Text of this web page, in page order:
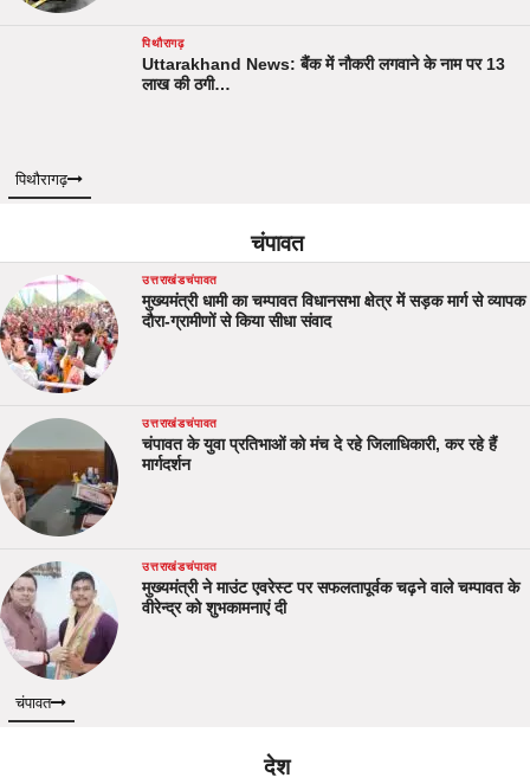
पिथौरागढ़
Uttarakhand News: बैंक में नौकरी लगवाने के नाम पर 13
लाख की ठगी…
पिथौरागढ़
चंपावत
उत्तराखंडचंपावत
मुख्यमंत्री धामी का चम्पावत विधानसभा क्षेत्र में सड़क मार्ग से व्यापक
दौरा-ग्रामीणों से किया सीधा संवाद
उत्तराखंडचंपावत
चंपावत के युवा प्रतिभाओं को मंच दे रहे जिलाधिकारी, कर रहे हैं
मार्गदर्शन
उत्तराखंडचंपावत
मुख्यमंत्री ने माउंट एवरेस्ट पर सफलतापूर्वक चढ़ने वाले चम्पावत के
वीरेन्द्र को शुभकामनाएं दी
चंपावत
देश